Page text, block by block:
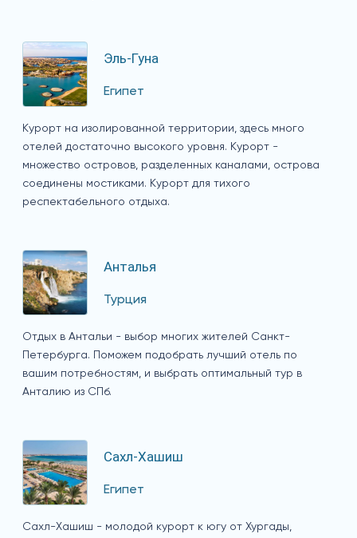
Эль-Гуна
Египет
Курорт на изолированной территории, здесь много
отелей достаточно высокого уровня. Курорт -
множество островов, разделенных каналами, острова
соединены мостиками. Курорт для тихого
респектабельного отдыха.
Анталья
Турция
Отдых в Антальи - выбор многих жителей Санкт-
Петербурга. Поможем подобрать лучший отель по
вашим потребностям, и выбрать оптимальный тур в
Анталию из СПб.
Сахл-Хашиш
Египет
Сахл-Хашиш - молодой курорт к югу от Хургады,